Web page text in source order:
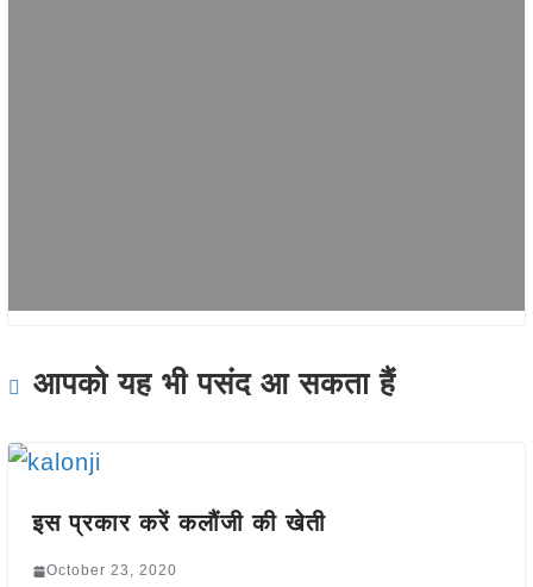
आपको यह भी पसंद आ सकता हैं
इस प्रकार करें कलौंजी की खेती
October 23, 2020